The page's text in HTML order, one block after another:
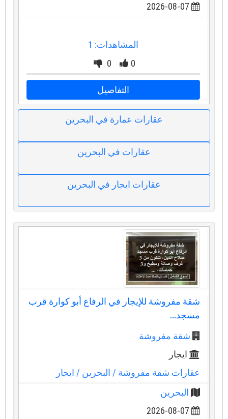
2026-08-07
المشاهدات: 1
0
0
التفاصيل
عقارات عمارة في البحرين
عقارات في البحرين
عقارات ايجار في البحرين
شقة مفروشة للإيجار في الرفاع أبو كوارة قرب
مسجد...
شقة مفروشة
ايجار
عقارات شقة مفروشة/ البحرين/ ايجار
البحرين
2026-08-07